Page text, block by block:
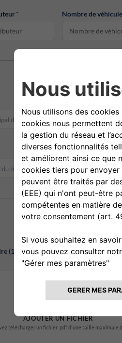
* Nombre de
(1)
AJOUTER UN FICHIER
télécharger un fichier .pdf d'une taille maximale